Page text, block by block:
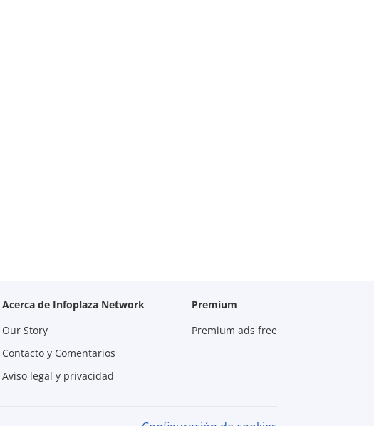
Acerca de Infoplaza Network
Our Story
Contacto y Comentarios
Aviso legal y privacidad
Premium
Premium ads free